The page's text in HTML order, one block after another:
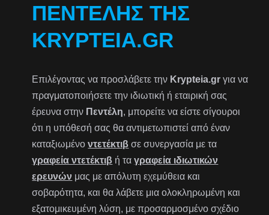
ΠΕΝΤΈΛΗΣ ΤΗΣ
KRYPTEIA.GR
Επιλέγοντας να προσλάβετε την Krypteia.gr για να
πραγματοποιήσετε την ιδιωτική ή εταιρική σας
έρευνα στην Πεντέλη, μπορείτε να είστε σίγουροι
ότι η υπόθεσή σας θα αντιμετωπιστεί από έναν
καταξιωμένοντετέκτιβ σε συνεργασία με τα
γραφεία ντετέκτιβ ή ταγραφεία ιδιωτικών
ερευνών μας με απόλυτη εχεμύθεια και
σοβαρότητα, και θα λάβετε μια ολοκληρωμένη και
εξατομικευμένη λύση, με προσαρμοσμένο σχέδιο